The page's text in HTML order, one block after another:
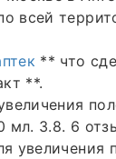
всей
** что
**.
мл. 3.8. 6
увеличения